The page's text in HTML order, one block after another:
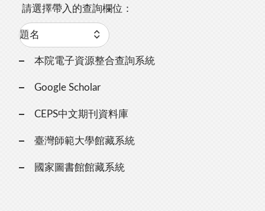
請選擇帶入的查詢欄位：
本院電子資源整合查詢系統
Google Scholar
CEPS中文期刊資料庫
臺灣師範大學館藏系統
國家圖書館館藏系統